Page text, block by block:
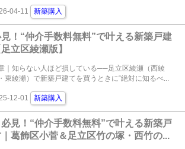
04-11 新築購入
！“仲介手数料無料”で叶える新築戸建
立区綾瀬版】
｜知らない人ほど損している──足立区綾瀬（西綾
東綾瀬）で新築戸建てを買うときに“絶対に知るべ...
12-01 新築購入
見！“仲介手数料無料”で叶える新築戸
葛飾区小菅＆足立区竹の塚・西竹の...